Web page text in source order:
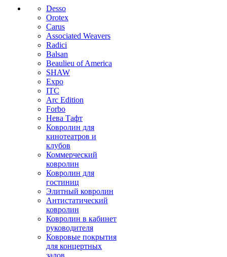
Desso
Orotex
Carus
Associated Weavers
Radici
Balsan
Beaulieu of America
SHAW
Expo
ITC
Arc Edition
Forbo
Нева Тафт
Ковролин для
кинотеатров и
клубов
Коммерческий
ковролин
Ковролин для
гостиниц
Элитный ковролин
Антистатический
ковролин
Ковролин в кабинет
руководителя
Ковровые покрытия
для концертных
залов